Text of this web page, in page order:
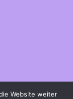
Website weiter